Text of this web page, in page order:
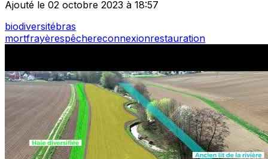
Ajouté le 02 octobre 2023 à 18:57
biodiversitébras
mortfrayèrespêchereconnexionrestauration